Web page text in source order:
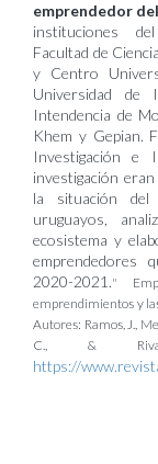
emprendedor
instituciones
Facultad de
y Centro
Universidad de
Intendencia de
Khem y Gepian.
Investigación e
investigación
la situación
uruguayos,
ecosistema y
emprendedores
2020-2021."
emprendimientos y
Autores: Ramos, J.,
C., &
https://